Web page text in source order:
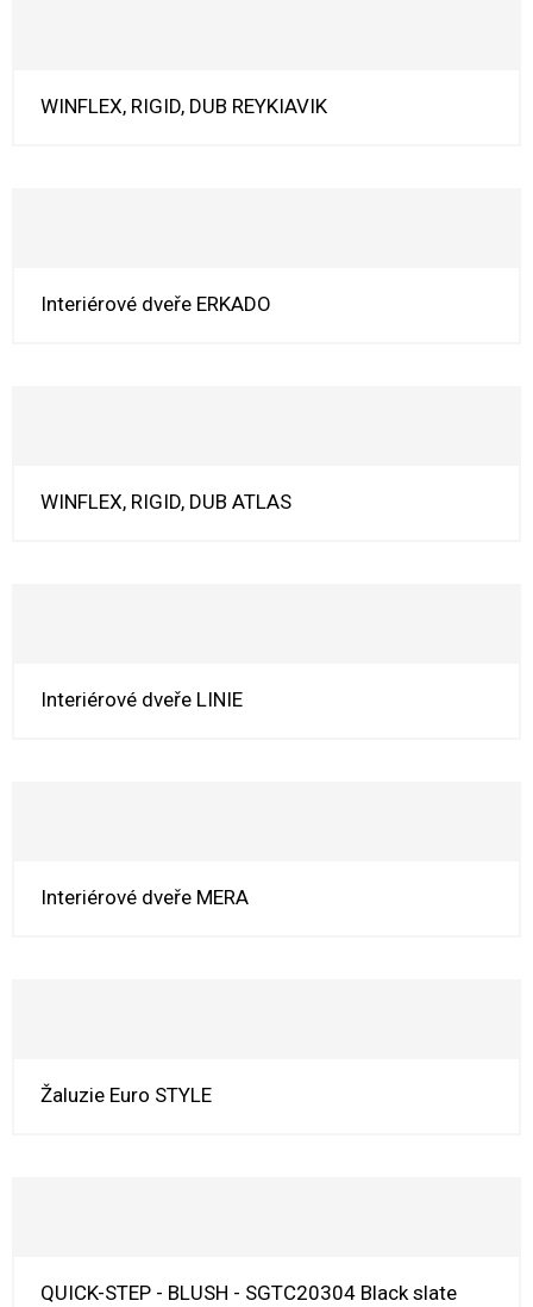
WINFLEX, RIGID, DUB REYKIAVIK
Interiérové dveře ERKADO
WINFLEX, RIGID, DUB ATLAS
Interiérové dveře LINIE
Interiérové dveře MERA
Žaluzie Euro STYLE
QUICK-STEP - BLUSH - SGTC20304 Black slate